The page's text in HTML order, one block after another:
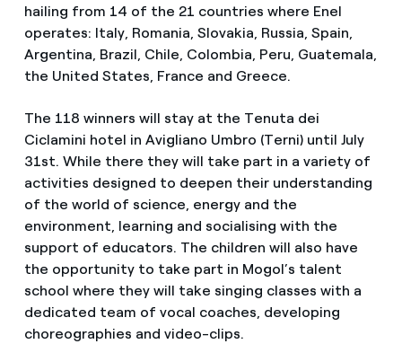
hailing from 14 of the 21 countries where Enel
operates: Italy, Romania, Slovakia, Russia, Spain,
Argentina, Brazil, Chile, Colombia, Peru, Guatemala,
the United States, France and Greece.
The 118 winners will stay at the Tenuta dei
Ciclamini hotel in Avigliano Umbro (Terni) until July
31st. While there they will take part in a variety of
activities designed to deepen their understanding
of the world of science, energy and the
environment, learning and socialising with the
support of educators. The children will also have
the opportunity to take part in Mogol’s talent
school where they will take singing classes with a
dedicated team of vocal coaches, developing
choreographies and video-clips.